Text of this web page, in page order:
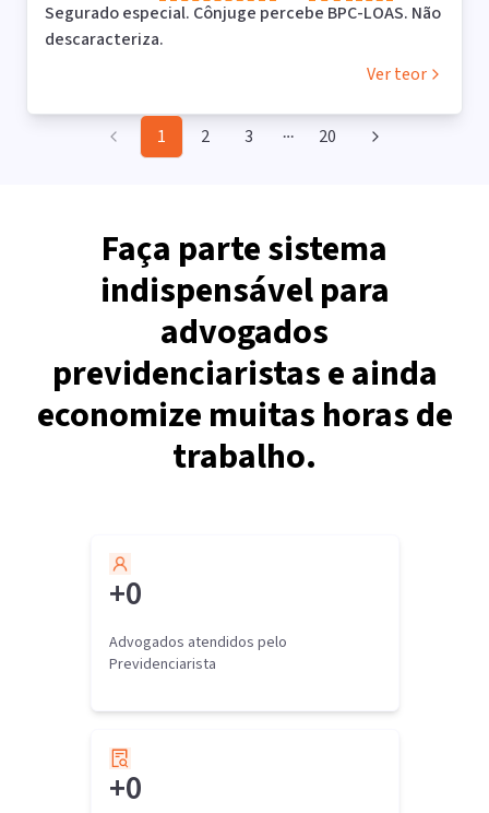
Segurado especial. Cônjuge percebe BPC-LOAS. Não
descaracteriza.
Ver teor
1 2 3 More pages
20
Faça parte sistema
indispensável para
advogados
previdenciaristas e ainda
economize muitas horas de
trabalho.
+0
Advogados atendidos pelo
Previdenciarista
+0